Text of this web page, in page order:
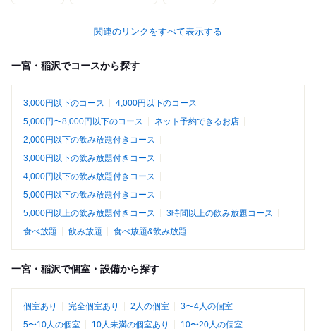
関連のリンクをすべて表示する
一宮・稲沢でコースから探す
3,000円以下のコース
4,000円以下のコース
5,000円〜8,000円以下のコース
ネット予約できるお店
2,000円以下の飲み放題付きコース
3,000円以下の飲み放題付きコース
4,000円以下の飲み放題付きコース
5,000円以下の飲み放題付きコース
5,000円以上の飲み放題付きコース
3時間以上の飲み放題コース
食べ放題
飲み放題 食べ放題&飲み放題
一宮・稲沢で個室・設備から探す
個室あり 完全個室あり 2人の個室
3〜4人の個室
5〜10人の個室
10人未満の個室あり
10〜20人の個室